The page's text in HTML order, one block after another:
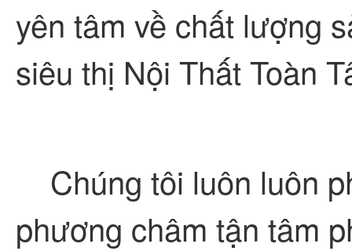
yên tâm về chất lượng
siêu thị Nội Thất Toàn
Chúng tôi luôn luôn
phương châm tận tâm